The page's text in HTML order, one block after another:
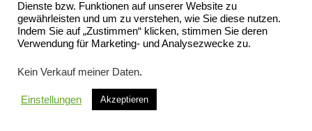
als Anbieter der Seiten keine Kenntnis vom Inhalt der
übermittelten Daten sowie deren Nutzung durch
Twitter erhalten. Weitere Informationen hierzu finden
Sie in der Datenschutzerklärung von Twitter unter:
https://twitter.com/de/privacy
Dienste bzw. Funktionen auf unserer Website zu
gewährleisten und um zu verstehen, wie Sie diese nutzen.
Indem Sie auf „Zustimmen“ klicken, stimmen Sie deren
Verwendung für Marketing- und Analysezwecke zu.
Kein Verkauf meiner Daten.
Einstellungen Akzeptieren